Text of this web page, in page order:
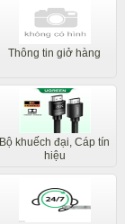
Thông tin giở hàng
Bộ khuếch đại, Cáp tín
hiệu